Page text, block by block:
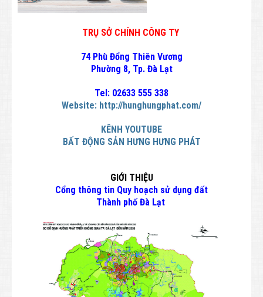
TRỤ SỞ CHÍNH CÔNG TY
74 Phù Đổng Thiên Vương
Phường 8, Tp. Đà Lạt
Tel: 02633 555 338
Website: http://hunghungphat.com/
KÊNH YOUTUBE
BẤT ĐỘNG SẢN HƯNG HƯNG PHÁT
GIỚI THIỆU
Cổng thông tin Quy hoạch sử dụng đất
Thành phố Đà Lạt